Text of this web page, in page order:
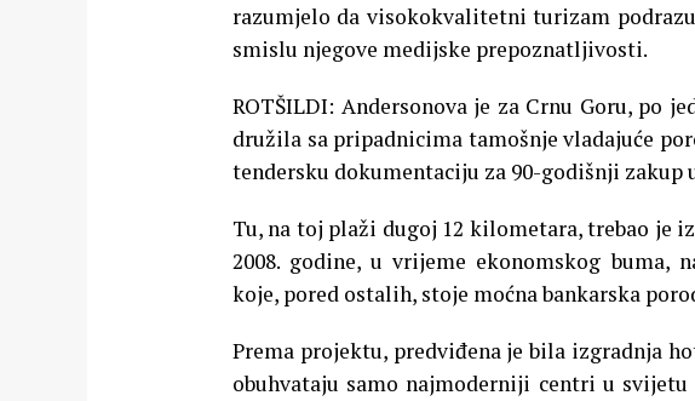
razumjelo da visokokvalitetni turizam
smislu njegove medijske prepoznatljivosti.
ROTŠILDI: Andersonova je za Crnu Goru, po
družila sa pripadnicima tamošnje vladajuće
tendersku dokumentaciju za 90-godišnji zakup
Tu, na toj plaži dugoj 12 kilometara, trebao je
2008. godine, u vrijeme ekonomskog buma,
koje, pored ostalih, stoje moćna bankarska
Prema projektu, predviđena je bila izgradnja
obuhvataju samo najmoderniji centri u